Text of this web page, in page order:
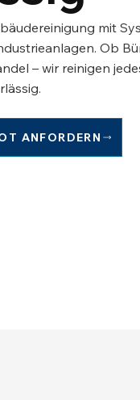
mit
Ob
– wir reinigen
ANFORDERN